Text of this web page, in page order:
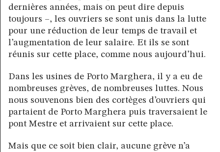
dernières années, mais on peut dire depuis
toujours –, les ouvriers se sont unis dans la lutte
pour une réduction de leur temps de travail et
l’augmentation de leur salaire. Et ils se sont
réunis sur cette place, comme nous aujourd’hui.
Dans les usines de Porto Marghera, il y a eu de
nombreuses grèves, de nombreuses luttes. Nous
nous souvenons bien des cortèges d’ouvriers qui
partaient de Porto Marghera puis traversaient le
pont Mestre et arrivaient sur cette place.
Mais que ce soit bien clair, aucune grève n’a